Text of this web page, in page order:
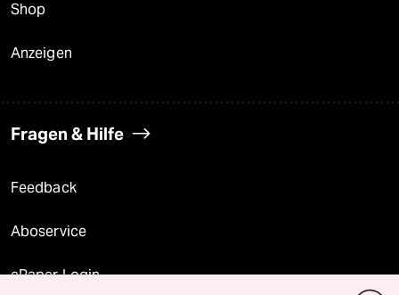
Shop
Anzeigen
Fragen & Hilfe
Feedback
Aboservice
ePaper Login